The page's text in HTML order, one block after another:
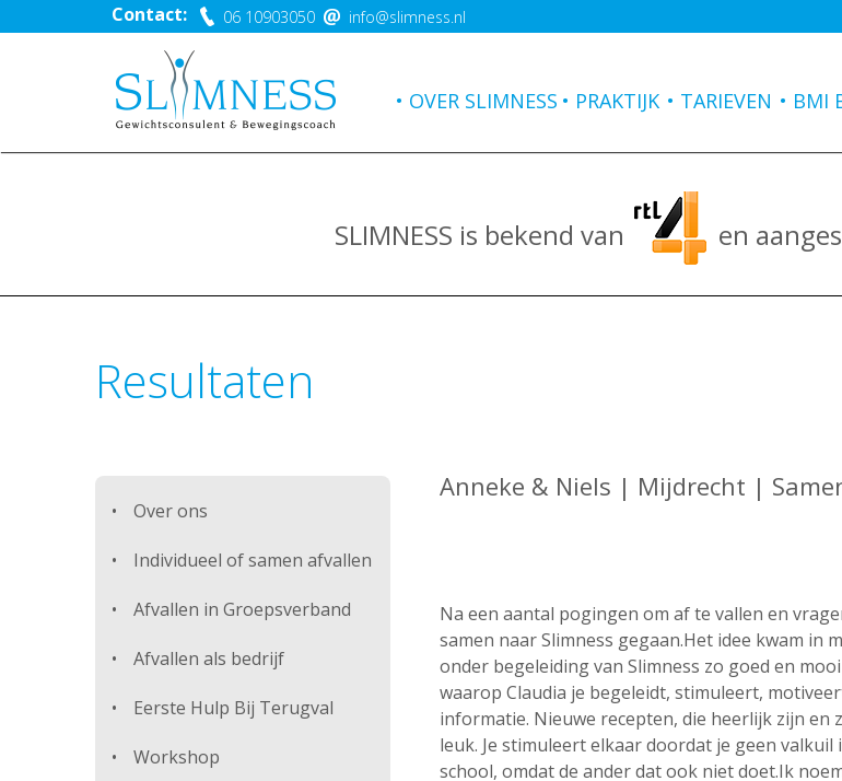
Contact: 06 10903050 info@slimness.nl
OVER SLIMNESS PRAKTIJK TARIEVEN BMI
SLIMNESS is bekend van en
Resultaten
Over ons
Individueel of samen afvallen
Afvallen in Groepsverband
Afvallen als bedrijf
Eerste Hulp Bij Terugval
Workshop
Anneke & Niels | Mijdrecht |
Na een aantal pogingen om af te vallen en
samen naar Slimness gegaan.Het idee kwam in
onder begeleiding van Slimness zo goed en
waarop Claudia je begeleidt, stimuleert,
informatie. Nieuwe recepten, die heerlijk zijn en
leuk. Je stimuleert elkaar doordat je geen
school, omdat de ander dat ook niet doet.Ik